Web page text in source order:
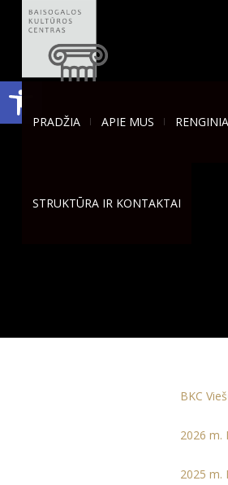
Open toolbar
PRADŽIA APIE MUS
STRUKTŪRA IR KONTAKTAI
BKC
2026 m.
2025 m.